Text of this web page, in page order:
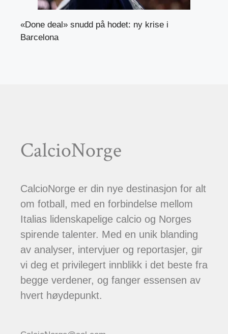
«Done deal» snudd på hodet: ny krise i
Barcelona
CalcioNorge
CalcioNorge er din nye destinasjon for alt
om fotball, med en forbindelse mellom
Italias lidenskapelige calcio og Norges
spirende talenter. Med en unik blanding
av analyser, intervjuer og reportasjer, gir
vi deg et privilegert innblikk i det beste fra
begge verdener, og fanger essensen av
hvert høydepunkt.